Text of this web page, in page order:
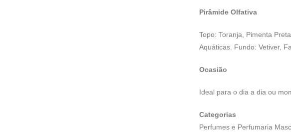
Pirâmide Olfativa
Topo: Toranja, Pimenta
Aquáticas. Fundo: Vetiver,
Ocasião
Ideal para o dia a dia ou
Categorias
Perfumes e Perfumaria